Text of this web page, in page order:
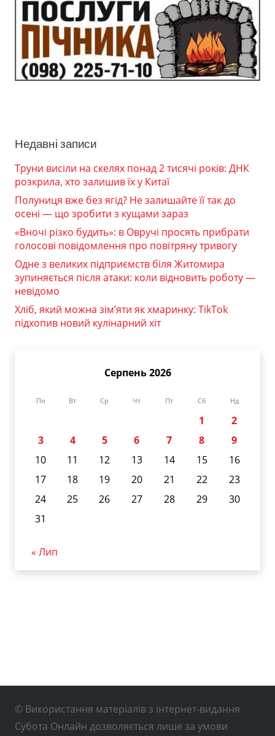
Недавні записи
Труни висіли на скелях понад 2 тисячі років: ДНК
розкрила, хто залишив їх у Китаї
Полуниця вже без ягід? Не залишайте її так до
осені — що зробити з кущами зараз
«Вночі різко будить»: в Овручі просять прибрати
голосові повідомлення про повітряну тривогу
Одне з великих підприємств біля Житомира
зупиняється після атаки: коли відновить роботу —
невідомо
Хліб, який можна зім’яти як хмаринку: TikTok
підхопив новий кулінарний хіт
Серпень 2026
Пн Вт Ср Чт Пт Сб Нд
1
2
3
4 5 6 7 8
9
10
11 12 13 14 15
16
17
18 19 20 21 22
23
24
25 26 27 28 29
30
31
« Лип
© Використання матеріалів з інтернет-видання
Субота Онлайн дозволяється лише за умови